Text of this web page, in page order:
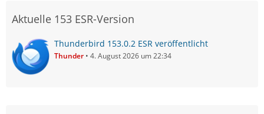
Aktuelle 153 ESR-Version
Thunderbird 153.0.2 ESR veröffentlicht
Thunder 4. August 2026 um 22:34